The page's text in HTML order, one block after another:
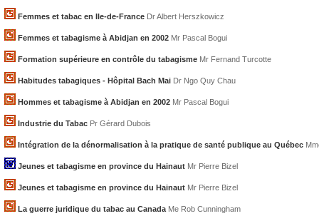
Femmes et tabac en Ile-de-France Dr Albert Herszkowicz
Femmes et tabagisme à Abidjan en 2002 Mr Pascal Bogui
Formation supérieure en contrôle du tabagisme Mr Fernand Turcotte
Habitudes tabagiques - Hôpital Bach Mai Dr Ngo Quy Chau
Hommes et tabagisme à Abidjan en 2002 Mr Pascal Bogui
Industrie du Tabac Pr Gérard Dubois
Intégration de la dénormalisation à la pratique de santé publique au Québec
Jeunes et tabagisme en province du Hainaut Mr Pierre Bizel
Jeunes et tabagisme en province du Hainaut Mr Pierre Bizel
La guerre juridique du tabac au Canada Me Rob Cunningham